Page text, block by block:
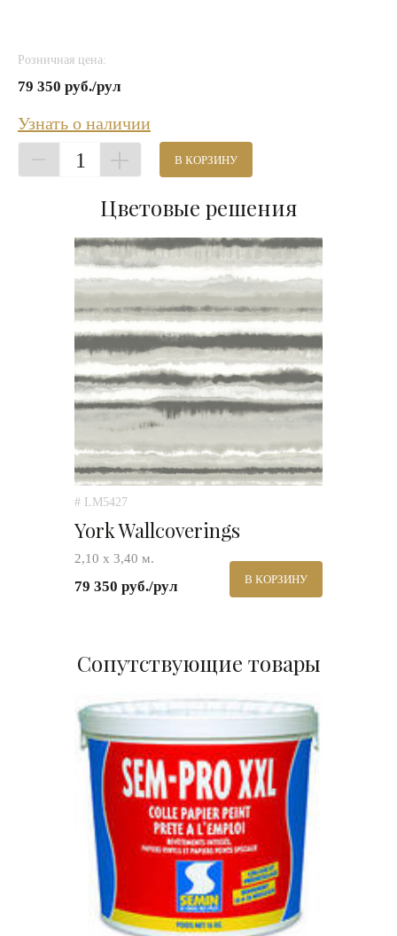
Розничная цена:
79 350 руб./рул
Узнать о наличии
1 В КОРЗИНУ
Цветовые решения
# LM5427
York Wallcoverings
2,10 х 3,40 м.
79 350 руб./рул В КОРЗИНУ
Сопутствующие товары